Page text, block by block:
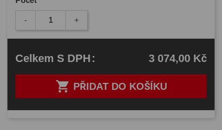
- +
 PŘIDAT DO KOŠÍKU
Celkem S DPH: 3 074,00 Kč